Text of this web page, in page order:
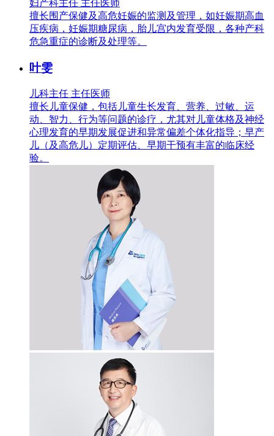
妇产科主任 主任医师
擅长围产保健及高危妊娠的监测及管理，如妊娠期高血
压疾病，妊娠期糖尿病，胎儿宫内发育受限，各种产科
危急重症的诊断及处理等。
叶雯
儿科主任 主任医师
擅长儿童保健，包括儿童生长发育、营养、过敏、运
动、智力、行为等问题的诊疗，尤其对儿童体格及神经
心理发育的早期发展促进和异常偏差个体化指导；早产
儿（及高危儿）定期评估、早期干预有丰富的临床经
验。